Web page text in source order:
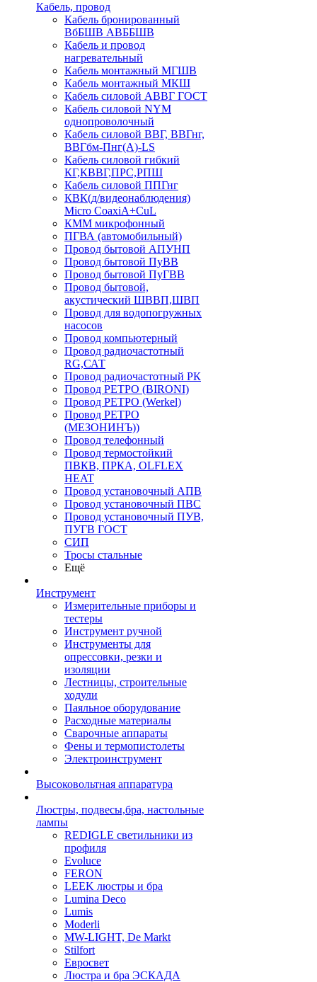
Кабель, провод
Кабель бронированный
ВбБШВ АВББШВ
Кабель и провод
нагревательный
Кабель монтажный МГШВ
Кабель монтажный МКШ
Кабель силовой АВВГ ГОСТ
Кабель силовой NYM
однопроволочный
Кабель силовой ВВГ, ВВГнг,
ВВГбм-Пнг(А)-LS
Кабель силовой гибкий
КГ,КВВГ,ПРС,РПШ
Кабель силовой ППГнг
КВК(д/видеонаблюдения)
Micro CoaxiA+CuL
КММ микрофонный
ПГВА (автомобильный)
Провод бытовой АПУНП
Провод бытовой ПуВВ
Провод бытовой ПуГВВ
Провод бытовой,
акустический ШВВП,ШВП
Провод для водопогружных
насосов
Провод компьютерный
Провод радиочастотный
RG,САТ
Провод радиочастотный РК
Провод РЕТРО (BIRONI)
Провод РЕТРО (Werkel)
Провод РЕТРО
(МЕЗОНИНЪ))
Провод телефонный
Провод термостойкий
ПВКВ, ПРКА, OLFLEX
HEAT
Провод установочный АПВ
Провод установочный ПВС
Провод установочный ПУВ,
ПУГВ ГОСТ
СИП
Тросы стальные
Ещё
Инструмент
Измерительные приборы и
тестеры
Инструмент ручной
Инструменты для
опрессовки, резки и
изоляции
Лестницы, строительные
ходули
Паяльное оборудование
Расходные материалы
Сварочные аппараты
Фены и термопистолеты
Электроинструмент
Высоковольтная аппаратура
Люстры, подвесы,бра, настольные
лампы
REDIGLE светильники из
профиля
Evoluce
FERON
LEEK люстры и бра
Lumina Deco
Lumis
Moderli
MW-LIGHT, De Markt
Stilfort
Евросвет
Люстра и бра ЭСКАДА